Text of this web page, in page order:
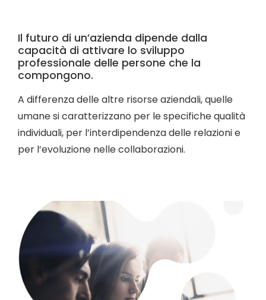
Il futuro di un’azienda dipende dalla
capacità di attivare lo sviluppo
professionale delle persone che la
compongono.
A differenza delle altre risorse aziendali, quelle
umane si caratterizzano per le specifiche qualità
individuali, per l’interdipendenza delle relazioni e
per l’evoluzione nelle collaborazioni.